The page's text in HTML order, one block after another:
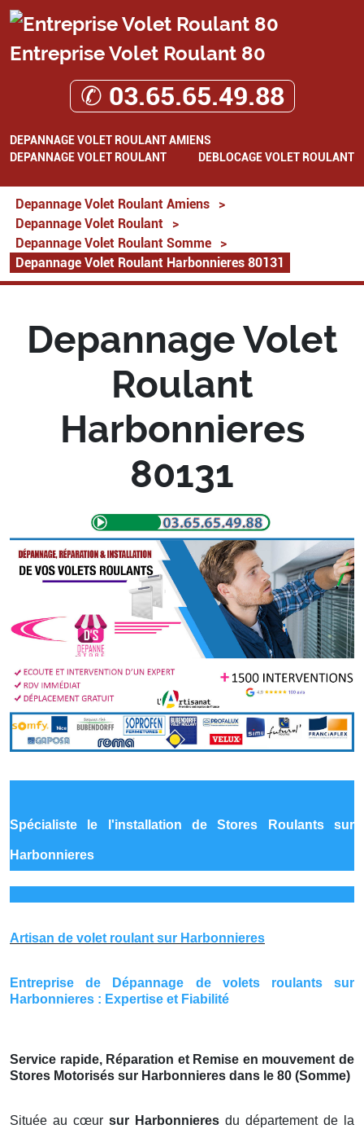
Entreprise Volet Roulant 80
✆ 03.65.65.49.88
DEPANNAGE VOLET ROULANT AMIENS
DEPANNAGE VOLET ROULANT
DEBLOCAGE VOLET ROULANT
Depannage Volet Roulant Amiens
>
Depannage Volet Roulant
>
Depannage Volet Roulant Somme
>
Depannage Volet Roulant Harbonnieres 80131
Depannage Volet
Roulant
Harbonnieres
80131
Spécialiste le l'installation de Stores Roulants sur
Harbonnieres
Artisan de volet roulant sur Harbonnieres
Entreprise de Dépannage de volets roulants sur
Harbonnieres : Expertise et Fiabilité
Service rapide, Réparation et Remise en mouvement de
Stores Motorisés sur Harbonnieres dans le 80 (Somme)
Située au cœur sur Harbonnieres du département de la